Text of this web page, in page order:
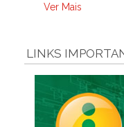
Ver Mais
LINKS